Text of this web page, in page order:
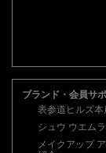
ブランド・会員サ
表参道ヒルズ本
シュウ ウエム
メイクアップ